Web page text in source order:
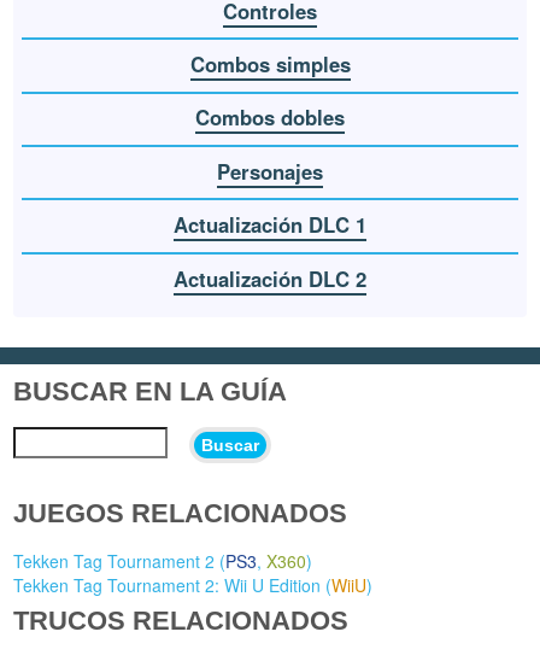
Controles
Combos simples
Combos dobles
Personajes
Actualización DLC 1
Actualización DLC 2
BUSCAR EN LA GUÍA
Buscar
JUEGOS RELACIONADOS
Tekken Tag Tournament 2 (PS3,X360)
Tekken Tag Tournament 2: Wii U Edition (WiiU)
TRUCOS RELACIONADOS